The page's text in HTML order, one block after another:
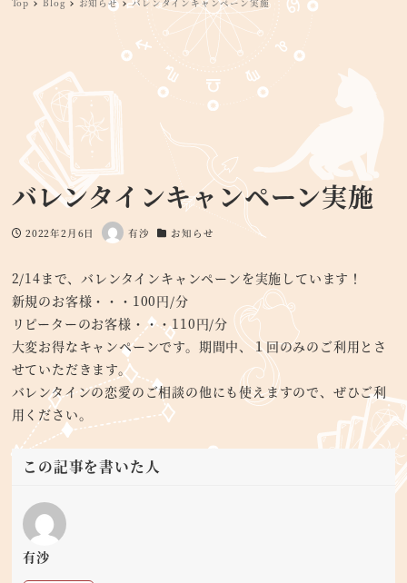
Top Blog お知らせ バレンタインキャンペーン実施
バレンタインキャンペーン実施
投稿日
2022年2月6日
著
有沙
カテゴリー
お知らせ
2/14まで、バレンタインキャンペーンを実施しています！
新規のお客様・・・100円/分
リピーターのお客様・・・110円/分
大変お得なキャンペーンです。期間中、１回のみのご利用とさ
せていただきます。
バレンタインの恋愛のご相談の他にも使えますので、ぜひご利
用ください。
この記事を書いた人
有沙